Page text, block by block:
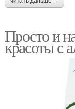
Просто и
красоты с